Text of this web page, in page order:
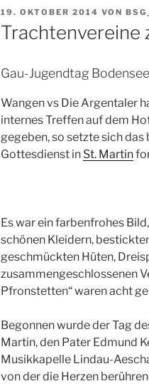
VERÖFFENTLICHT
AM
19. OKTOBER 2014 VON
Trachtenvereine
Gau-Jugendtag
Wangenvs Die Argentaler
internes Treffen auf dem
gegeben, so setzte sich
Gottesdienst in St. Martin
Es war ein farbenfrohes
schönen Kleidern,
geschmückten Hüten,
zusammengeschlossenen
Pfronstetten“ waren acht
Begonnen wurde der Tag
Martin, den Pater Edmund
Musikkapelle Lindau-
von der die Herzen